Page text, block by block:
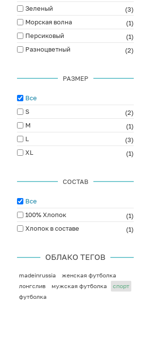
Зеленый
(3)
Морская волна
(1)
Персиковый
(1)
Разноцветный
(2)
РАЗМЕР
Все
S
(2)
M
(1)
L
(3)
XL
(1)
СОСТАВ
Все
100% Хлопок
(1)
Хлопок в составе
(1)
ОБЛАКО ТЕГОВ
madeinrussia
женская футболка
лонгслив
мужская футболка
спорт
футболка